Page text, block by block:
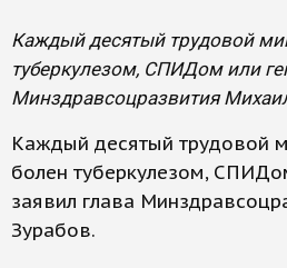
Каждый десятый трудовой
туберкулезом, СПИДом или
Минздравсоцразвития
Каждый десятый трудовой
болен туберкулезом,
заявил глава
Зурабов.